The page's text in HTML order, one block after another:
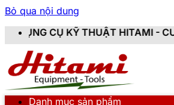
Bỏ qua nội dung
HITAMI - CUNG CẤP SẢN
Danh mục sản phẩm